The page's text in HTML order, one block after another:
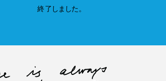
終了 し ま した。